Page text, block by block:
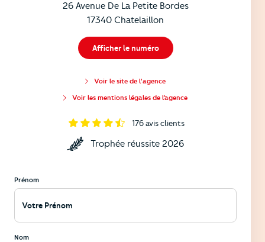
26 Avenue De La Petite Bordes
17340 Chatelaillon
Afficher le numéro
Voir le site de l'agence
Voir les mentions légales de l’agence
176avis clients
Trophée réussite 2026
Prénom
Nom